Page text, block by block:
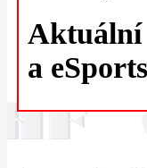
Aktuální
a